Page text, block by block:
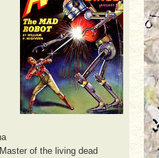
of the living dead